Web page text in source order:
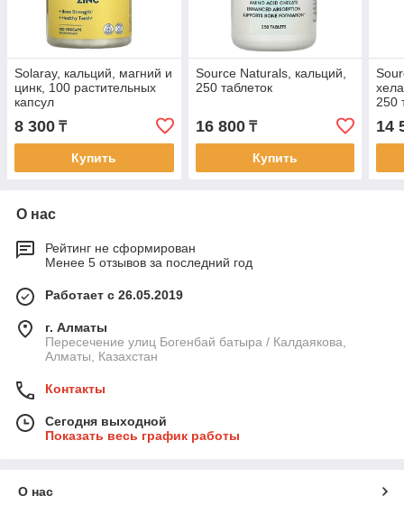
Solaray, кальций, магний и
цинк, 100 растительных
капсул
8 300 ₸
Купить
Source Naturals, кальций,
250 таблеток
16 800₸
Купить
250
14
О нас
Рейтинг не сформирован
Менее 5 отзывов за последний год
Работает с 26.05.2019
г. Алматы
Пересечение улиц Богенбай батыра / Калдаякова,
Алматы, Казахстан
Контакты
Сегодня выходной
Показать весь график работы
О нас